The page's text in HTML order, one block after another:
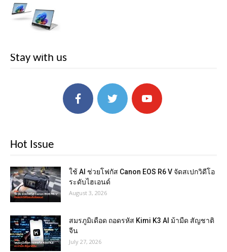
Stay with us
Hot Issue
ใช้ AI ช่วยโฟกัส Canon EOS R6 V จัดสเปกวิดีโอ
ระดับไฮเอนด์
August 3, 2026
สมรภูมิเดือด ถอดรหัส Kimi K3 AI ม้ามืด สัญชาติ
จีน
July 27, 2026